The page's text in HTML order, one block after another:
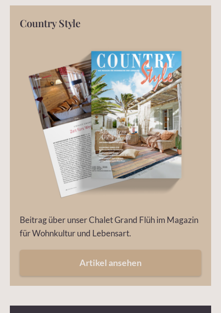
Country Style
Beitrag über unser Chalet Grand Flüh im Magazin
für Wohnkultur und Lebensart.
Artikel ansehen